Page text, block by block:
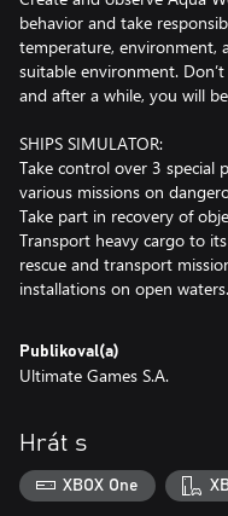
behavior and take
temperature, environment,
suitable environment.
and after a while, you will
SHIPS SIMULATOR:
Take control over 3 special
various missions on
Take part in recovery of
Transport heavy cargo to
rescue and transport
installations on open waters.
Publikoval(a)
Ultimate Games S.A.
Hrát s
XBOX One